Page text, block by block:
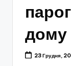
дому
23 Грудня,